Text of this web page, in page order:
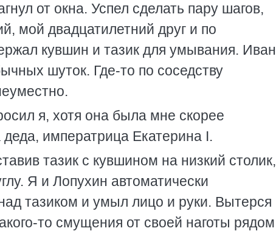
от окна. Успел сделать пару шагов,
мой двадцатилетний друг и по
кувшин и тазик для умывания. Иван
шуток. Где-то по соседству
я, хотя она была мне скорее
императрица Екатерина I.
тазик с кувшином на низкий столик,
Я и Лопухин автоматически
тазиком и умыл лицо и руки. Вытерся
то смущения от своей наготы рядом